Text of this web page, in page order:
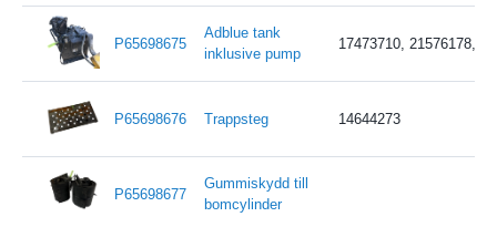
P65698675
Adblue tank
inklusive pump
17473710, 21576178,
P65698676 Trappsteg 14644273
P65698677
Gummiskydd till
bomcylinder